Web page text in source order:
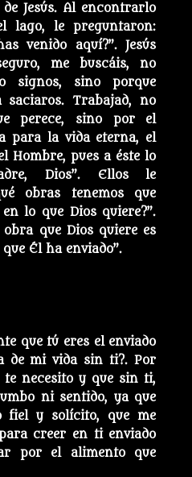
Jesús. Al encontrarlo
lago, le preguntaron:
venido aquí?”. Jesús
me buscáis, no
signos, sino porque
saciaros. Trabajad, no
perece, sino por el
para la vida eterna, el
Hombre, pues a éste lo
Dios”. Ellos le
obras tenemos que
lo que Dios quiere?”.
obra que Dios quiere es
Él ha enviado”.
que tú eres el enviado
de mi vida sin ti?. Por
te necesito y que sin ti,
ni sentido, ya que
fiel y solícito, que me
creer en ti enviado
por el alimento que